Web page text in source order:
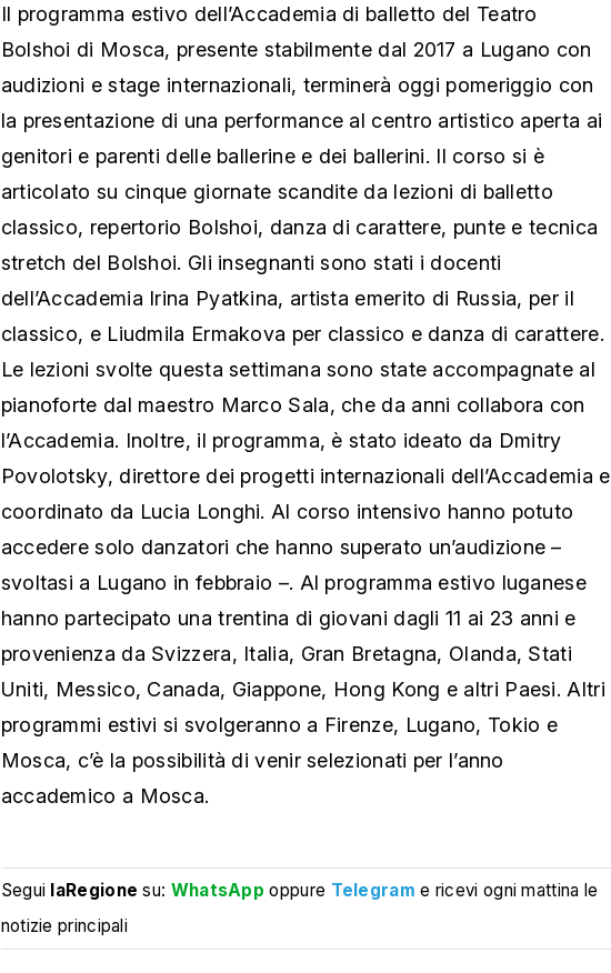
Il programma estivo dell’Accademia di balletto del Teatro
Bolshoi di Mosca, presente stabilmente dal 2017 a Lugano con
audizioni e stage internazionali, terminerà oggi pomeriggio con
la presentazione di una performance al centro artistico aperta ai
genitori e parenti delle ballerine e dei ballerini. Il corso si è
articolato su cinque giornate scandite da lezioni di balletto
classico, repertorio Bolshoi, danza di carattere, punte e tecnica
stretch del Bolshoi. Gli insegnanti sono stati i docenti
dell’Accademia Irina Pyatkina, artista emerito di Russia, per il
classico, e Liudmila Ermakova per classico e danza di carattere.
Le lezioni svolte questa settimana sono state accompagnate al
pianoforte dal maestro Marco Sala, che da anni collabora con
l’Accademia. Inoltre, il programma, è stato ideato da Dmitry
Povolotsky, direttore dei progetti internazionali dell’Accademia e
coordinato da Lucia Longhi. Al corso intensivo hanno potuto
accedere solo danzatori che hanno superato un’audizione –
svoltasi a Lugano in febbraio –. Al programma estivo luganese
hanno partecipato una trentina di giovani dagli 11 ai 23 anni e
provenienza da Svizzera, Italia, Gran Bretagna, Olanda, Stati
Uniti, Messico, Canada, Giappone, Hong Kong e altri Paesi. Altri
programmi estivi si svolgeranno a Firenze, Lugano, Tokio e
Mosca, c’è la possibilità di venir selezionati per l’anno
accademico a Mosca.
Segui laRegione su: WhatsApp oppure Telegram e ricevi ogni mattina le
notizie principali